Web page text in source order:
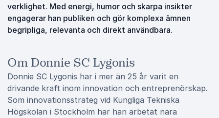
verklighet. Med energi, humor och skarpa insikter
engagerar han publiken och gör komplexa ämnen
begripliga, relevanta och direkt användbara.
Om Donnie SC Lygonis
Donnie SC Lygonis har i mer än 25 år varit en
drivande kraft inom innovation och entreprenörskap.
Som innovationsstrateg vid Kungliga Tekniska
Högskolan i Stockholm har han arbetat nära